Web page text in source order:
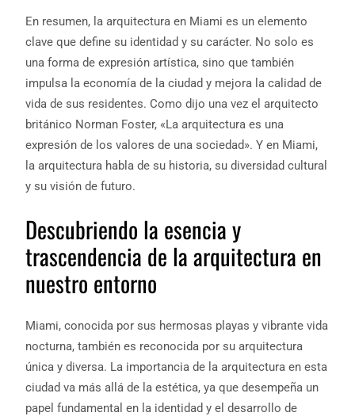
En resumen, la arquitectura en Miami es un elemento
clave que define su identidad y su carácter. No solo es
una forma de expresión artística, sino que también
impulsa la economía de la ciudad y mejora la calidad de
vida de sus residentes. Como dijo una vez el arquitecto
británico Norman Foster, «La arquitectura es una
expresión de los valores de una sociedad». Y en Miami,
la arquitectura habla de su historia, su diversidad cultural
y su visión de futuro.
Descubriendo la esencia y
trascendencia de la arquitectura en
nuestro entorno
Miami, conocida por sus hermosas playas y vibrante vida
nocturna, también es reconocida por su arquitectura
única y diversa. La importancia de la arquitectura en esta
ciudad va más allá de la estética, ya que desempeña un
papel fundamental en la identidad y el desarrollo de